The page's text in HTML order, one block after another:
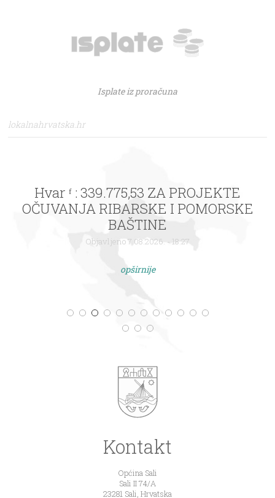
Isplate iz proračuna
lokalnahrvatska.hr
Hvar ᶠ : 339.775,53 ZA PROJEKTE
OČUVANJA RIBARSKE I POMORSKE
BAŠTINE
Objavljeno 7.08.2026. - 18:27
opširnije
Kontakt
Općina Sali
Sali II 74/A
23281 Sali, Hrvatska